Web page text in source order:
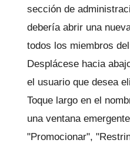
sección de
debería abrir una
todos los miembros
Desplácese hacia
el usuario que desea
Toque largo en el
una ventana
"Promocionar",